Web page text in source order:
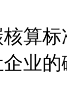
算
业